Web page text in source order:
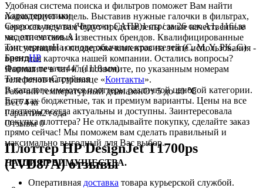
Удобная система поиска и фильтров поможет Вам найти
подходящую модель. Выставив нужные галочки в фильтрах,
через секунду вам будут представлены самые качественные
модели от самых известных брендов. Квалифицированные
консультации и поддержка клиентов на этапе использования -
визитная карточка нашей компании. Остались вопросы?
Напишите в чат или позвоните, по указанным номерам
телефонов на странице «Контакты».
В каталоге имеются плоттеры различной ценовой категории.
Есть как бюджетные, так и премиум варианты. Цены на все
плоттеры всегда актуальны и доступны. Заинтересовала
покупка плоттера? Не откладывайте покупку, сделайте заказ
прямо сейчас! Мы поможем вам сделать правильный и
максимально выгодный для Вас выбор.
НАШИ ПРЕИМУЩЕСТВА.
Оперативная доставка товара курьерской службой.
Характеристики
Скорость печати (Чертежи САПР)1 стр/ за 26 сек A1, 116/ за
час отпечатков А1
Тип чернилНа основе обычных красителей (C, M, Y, PK, G)
БрендHP
Формат печати44" (1118 мм)
Тип печатиСтруйная
Рабочий температурный диапазонОт 5 до 40 ℃
Вес74 кг
Гарантия2 года
Отзывы0
Плоттер HP DesignJet T1700ps
(1VD87A) отзывы